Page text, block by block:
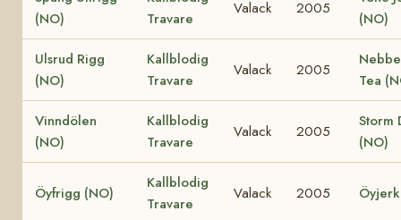
(NO)
Travare
Valack 2005
(NO)
Ulsrud Rigg
(NO)
Kallblodig
Travare
Valack 2005
Tea
Vinndölen
(NO)
Kallblodig
Travare
Valack 2005
Storm
(NO)
Öyfrigg (NO)
Kallblodig
Travare
Valack 2005